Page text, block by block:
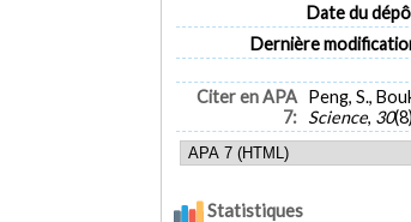
Date du
Dernière
Citer en APA
7:
Peng, S.,
Science, 30
Statistiques